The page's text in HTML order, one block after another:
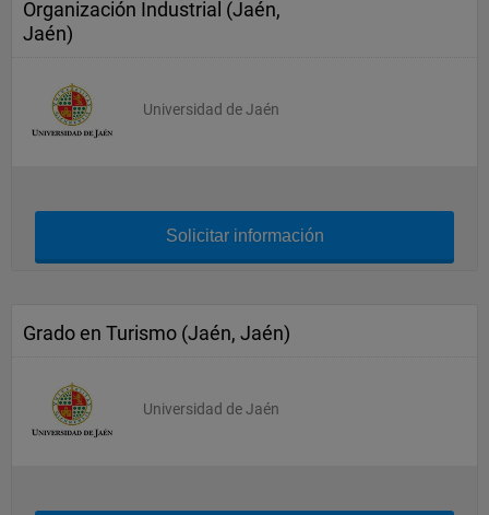
Organización Industrial (Jaén,
Jaén)
Universidad de Jaén
Solicitar información
Grado en Turismo (Jaén, Jaén)
Universidad de Jaén